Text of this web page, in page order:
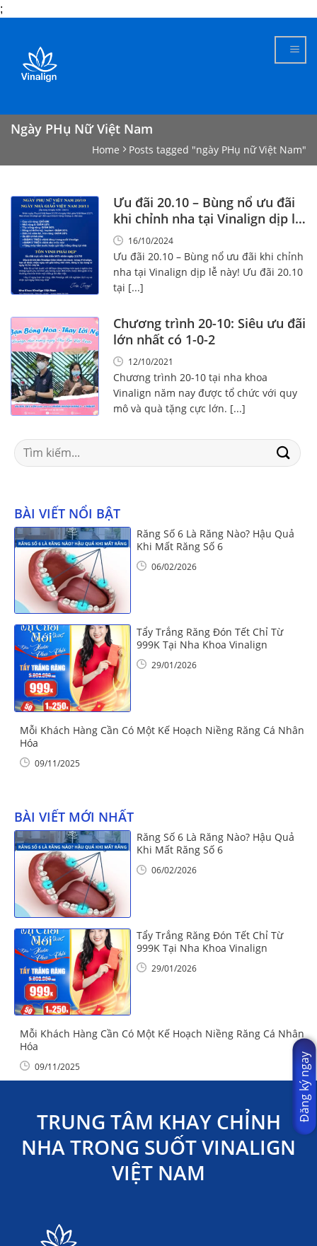
;
content
Ngày PHụ Nữ Việt Nam
Home Posts tagged "ngày PHụ nữ Việt Nam"
Ưu đãi 20.10 – Bùng nổ ưu đãi
khi chỉnh nha tại Vinalign dịp lễ
này!16/10/2024
Ưu đãi 20.10 – Bùng nổ ưu đãi khi chỉnh
nha tại Vinalign dịp lễ này! Ưu đãi 20.10
tại [...]
Chương trình 20-10: Siêu ưu đãi
lớn nhất có 1-0-2
12/10/2021
Chương trình 20-10 tại nha khoa
Vinalign năm nay được tổ chức với quy
mô và quà tặng cực lớn. [...]
Search
for:
BÀI VIẾT NỔI BẬT
Răng Số 6 Là Răng Nào? Hậu Quả
Khi Mất Răng Số 6
06/02/2026
Tẩy Trắng Răng Đón Tết Chỉ Từ
999K Tại Nha Khoa Vinalign
29/01/2026
Mỗi Khách Hàng Cần Có Một Kế Hoạch Niềng Răng Cá Nhân
Hóa
09/11/2025
BÀI VIẾT MỚI NHẤT
Răng Số 6 Là Răng Nào? Hậu Quả
Khi Mất Răng Số 6
06/02/2026
Tẩy Trắng Răng Đón Tết Chỉ Từ
999K Tại Nha Khoa Vinalign
29/01/2026
Mỗi Khách Hàng Cần Có Một Kế Hoạch Niềng Răng Cá Nhân
Hóa
09/11/2025
TRUNG TÂM KHAY CHỈNH
NHA TRONG SUỐT VINALIGN
VIỆT NAM
Đăng ký ngay